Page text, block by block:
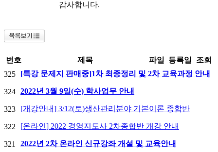
감사합니다.
번호 제목 파일 등록일
조회
325
[특강 문제지 판매중]1차 최종정리 및 2차 교육과정 안내
324 2022년 3월 9일(수) 학사업무 안내
323 [개강안내] 3/12(토)생산관리분야 기본이론 종합반
322 [온라인] 2022 경영지도사 2차종합반 개강 안내
321 2022년 2차 온라인 신규강좌 개설 및 교육안내